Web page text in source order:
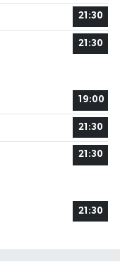
21:30
21:30
19:00
21:30
21:30
21:30